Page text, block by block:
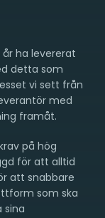
ha levererat
detta som
vi sett från
med
framåt.
på hög
för att alltid
att snabbare
som ska
sina